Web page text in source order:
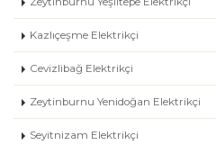
Kazlıçeşme Elektrikçi
Cevizlibağ Elektrikçi
Zeytinburnu Yenidoğan Elektrikçi
Seyitnizam Elektrikçi